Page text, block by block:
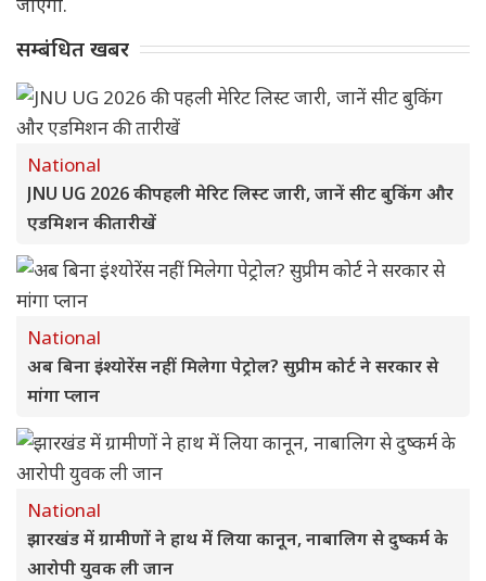
सम्बंधित खबर
National
JNU UG 2026 की पहली मेरिट लिस्ट जारी, जानें सीट बुकिंग और
एडमिशन की तारीखें
National
अब बिना इंश्योरेंस नहीं मिलेगा पेट्रोल? सुप्रीम कोर्ट ने सरकार से
मांगा प्लान
National
झारखंड में ग्रामीणों ने हाथ में लिया कानून, नाबालिग से दुष्कर्म के
आरोपी युवक ली जान